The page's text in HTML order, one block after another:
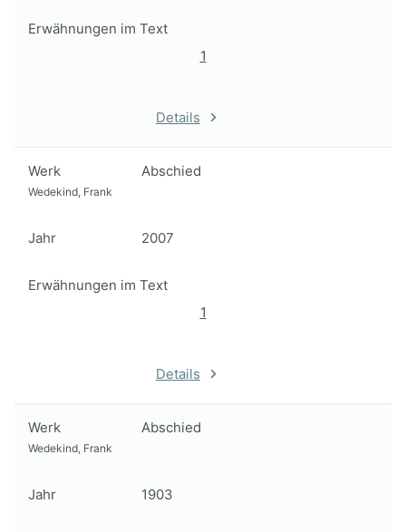
Erwähnungen im Text
1
Details
Werk Abschied
Wedekind, Frank
Jahr 2007
Erwähnungen im Text
1
Details
Werk Abschied
Wedekind, Frank
Jahr 1903